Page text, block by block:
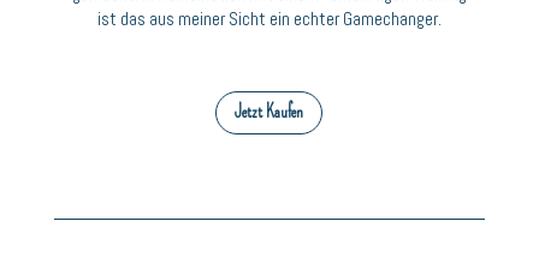
ist das aus meiner Sicht ein echter Gamechanger.
Jetzt Kaufen